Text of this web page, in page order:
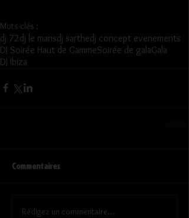
Mots-clés :
dj 72dj le mansdj sarthedj concept evenements
DJ Soirée Haut de GammeSoirée de galaGala
DJ Ibiza
Commentaires
Rédigez un commentaire...